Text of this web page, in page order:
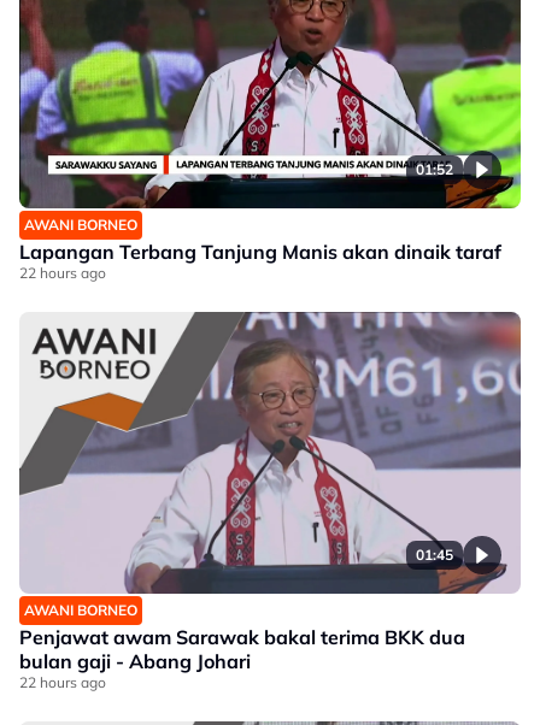
01:52
AWANI BORNEO
Lapangan Terbang Tanjung Manis akan dinaik taraf
22 hours ago
01:45
AWANI BORNEO
Penjawat awam Sarawak bakal terima BKK dua
bulan gaji - Abang Johari
22 hours ago